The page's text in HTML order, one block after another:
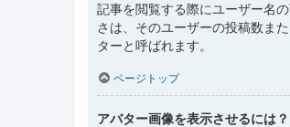
記事を閲覧する際にユーザー名
さは、そのユーザーの投稿数ま
ターと呼ばれます。
ページトップ
アバター画像を表示させるには？